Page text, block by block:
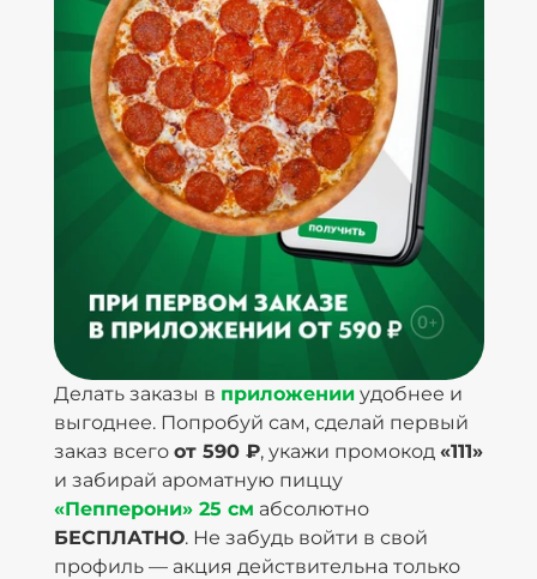
Делать заказы в приложенииудобнее и
выгоднее. Попробуй сам, сделай первый
заказ всего от 590 ₽, укажи промокод «111»
и забирай ароматную пиццу
«Пепперони» 25 см абсолютно
БЕСПЛАТНО. Не забудь войти в свой
профиль — акция действительна только